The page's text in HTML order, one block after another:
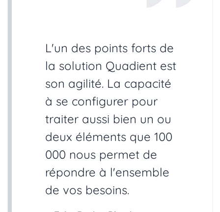
L'un des points forts de
la solution Quadient est
son agilité. La capacité
à se configurer pour
traiter aussi bien un ou
deux éléments que 100
000 nous permet de
répondre à l'ensemble
de vos besoins.